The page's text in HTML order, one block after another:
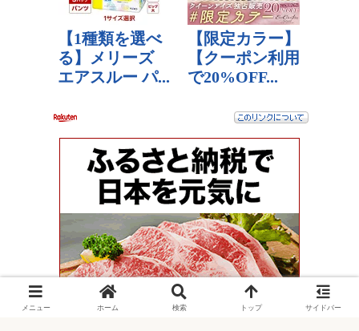
メニュー ホーム 検索 トップ サイドバー